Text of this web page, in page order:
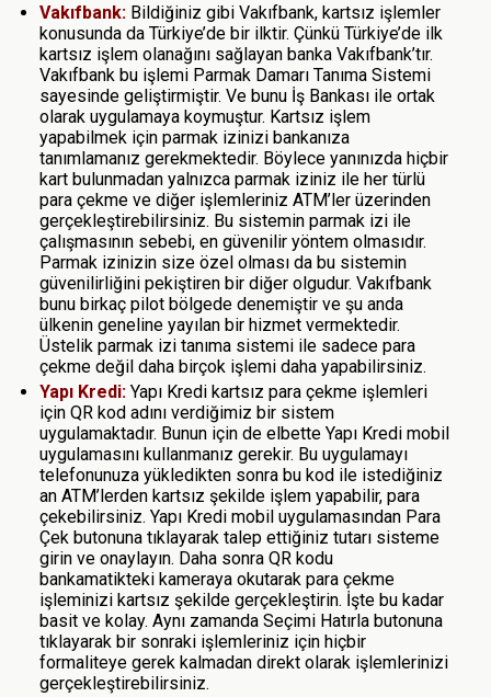
Vakıfbank:Bildiğiniz gibi Vakıfbank, kartsız işlemler
konusunda da Türkiye’de bir ilktir. Çünkü Türkiye’de ilk
kartsız işlem olanağını sağlayan banka Vakıfbank’tır.
Vakıfbank bu işlemi Parmak Damarı Tanıma Sistemi
sayesinde geliştirmiştir. Ve bunu İş Bankası ile ortak
olarak uygulamaya koymuştur. Kartsız işlem
yapabilmek için parmak izinizi bankanıza
tanımlamanız gerekmektedir. Böylece yanınızda hiçbir
kart bulunmadan yalnızca parmak iziniz ile her türlü
para çekme ve diğer işlemleriniz ATM’ler üzerinden
gerçekleştirebilirsiniz. Bu sistemin parmak izi ile
çalışmasının sebebi, en güvenilir yöntem olmasıdır.
Parmak izinizin size özel olması da bu sistemin
güvenilirliğini pekiştiren bir diğer olgudur. Vakıfbank
bunu birkaç pilot bölgede denemiştir ve şu anda
ülkenin geneline yayılan bir hizmet vermektedir.
Üstelik parmak izi tanıma sistemi ile sadece para
çekme değil daha birçok işlemi daha yapabilirsiniz.
Yapı Kredi:Yapı Kredi kartsız para çekme işlemleri
için QR kod adını verdiğimiz bir sistem
uygulamaktadır. Bunun için de elbette Yapı Kredi mobil
uygulamasını kullanmanız gerekir. Bu uygulamayı
telefonunuza yükledikten sonra bu kod ile istediğiniz
an ATM’lerden kartsız şekilde işlem yapabilir, para
çekebilirsiniz. Yapı Kredi mobil uygulamasından Para
Çek butonuna tıklayarak talep ettiğiniz tutarı sisteme
girin ve onaylayın. Daha sonra QR kodu
bankamatikteki kameraya okutarak para çekme
işleminizi kartsız şekilde gerçekleştirin. İşte bu kadar
basit ve kolay. Aynı zamanda Seçimi Hatırla butonuna
tıklayarak bir sonraki işlemleriniz için hiçbir
formaliteye gerek kalmadan direkt olarak işlemlerinizi
gerçekleştirebilirsiniz.